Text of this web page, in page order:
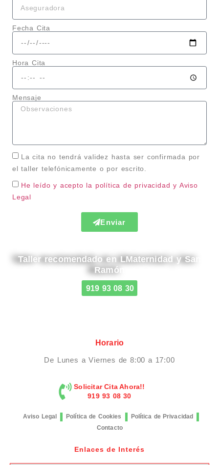
Fecha Cita
Hora Cita
Mensaje
La cita no tendrá validez hasta ser confirmada por
el taller telefónicamente o por escrito.
He leído y acepto la política de privacidad y Aviso
Legal
Enviar
Taller recomendado en LMaternidad y San
Ramón
919 93 08 30
Horario
De Lunes a Viernes de 8:00 a 17:00
Solicitar Cita Ahora!!
919 93 08 30
Aviso Legal Política de Cookies
Política de Privacidad
Contacto
Enlaces de Interés